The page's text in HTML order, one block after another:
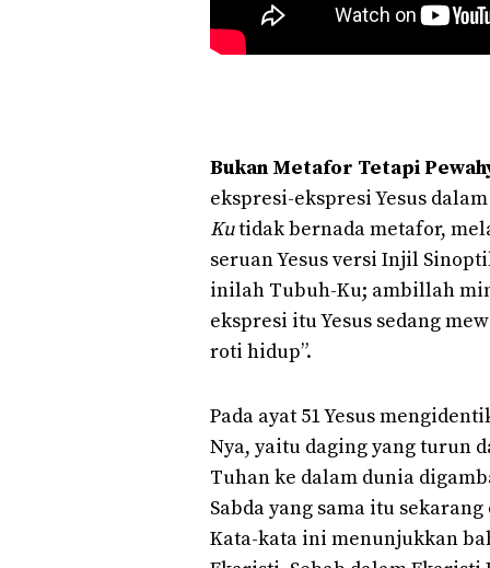
Bukan Metafor Tetapi
ekspresi-ekspresi Yesus
Kutidak bernada metafor,
seruan Yesus versi Injil
inilah Tubuh-Ku; ambillah
ekspresi itu Yesus sedang
roti hidup”.
Pada ayat 51 Yesus
Nya, yaitu daging yang turun
Tuhan ke dalam dunia
Sabda yang sama itu
Kata-kata ini menunjukkan